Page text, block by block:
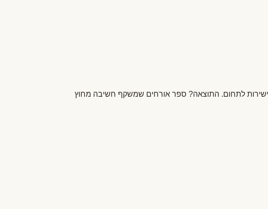
ישירות לתחום. התוצאה? ספר אורחים שמשקף חשיבה מחוץ